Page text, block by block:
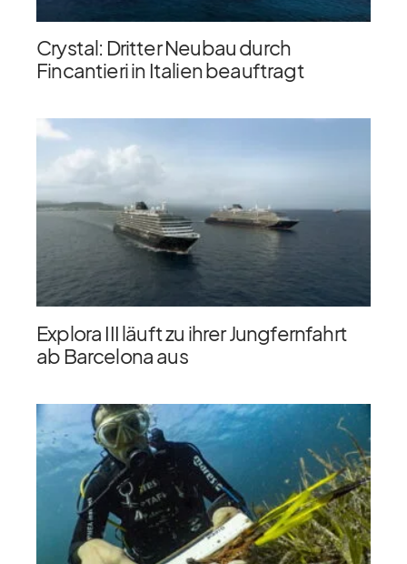
Crystal: Dritter Neubau durch
Fincantieri in Italien beauftragt
Explora III läuft zu ihrer Jungfernfahrt
ab Barcelona aus